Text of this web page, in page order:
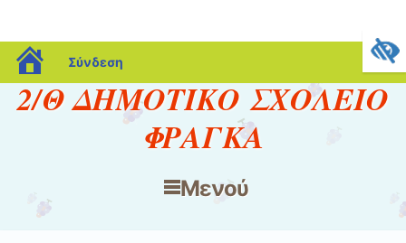
blogs.sch.gr
Σύνδεση
2/Θ ΔΗΜΟΤΙΚΟ ΣΧΟΛΕΙΟ
ΦΡΑΓΚΑ
Μενού
Μετάβαση στο περιεχόμενο